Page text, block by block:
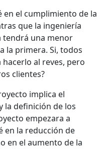
en el cumplimiento de la
que la ingeniería
tendrá una menor
la primera. Si, todos
al reves, pero
clientes?
implica el
la definición de los
empezara a
en la reducción de
en el aumento de la